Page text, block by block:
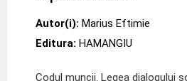
Autor(i): Marius Eftimie
Editura: HAMANGIU
Codul muncii. Legea dialogului